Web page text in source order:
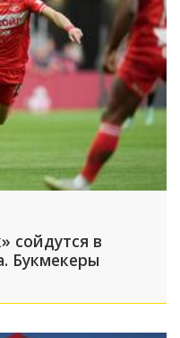
сойдутся в
Букмекеры